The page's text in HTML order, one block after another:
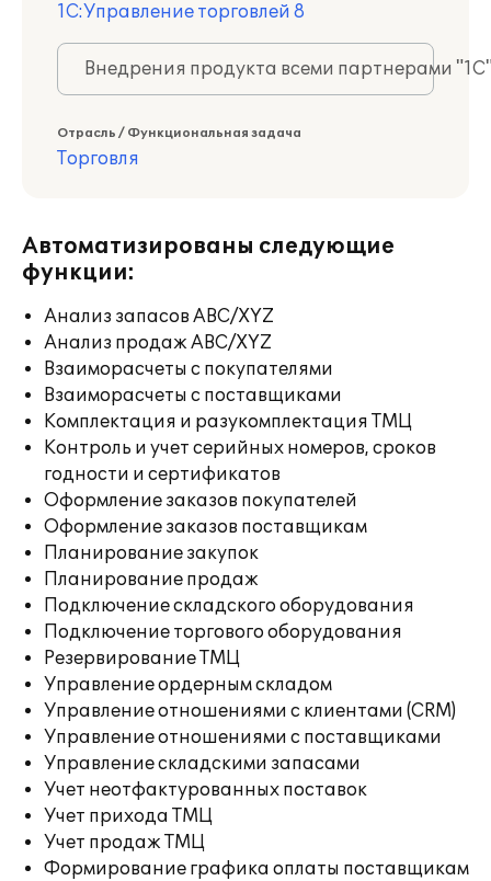
1С:Управление торговлей 8
Внедрения продукта всеми партнерами
Отрасль / Функциональная задача
Торговля
Автоматизированы следующие
функции:
Анализ запасов ABC/XYZ
Анализ продаж ABC/XYZ
Взаиморасчеты с покупателями
Взаиморасчеты с поставщиками
Комплектация и разукомплектация ТМЦ
Контроль и учет серийных номеров, сроков
годности и сертификатов
Оформление заказов покупателей
Оформление заказов поставщикам
Планирование закупок
Планирование продаж
Подключение складского оборудования
Подключение торгового оборудования
Резервирование ТМЦ
Управление ордерным складом
Управление отношениями с клиентами (CRM)
Управление отношениями с поставщиками
Управление складскими запасами
Учет неотфактурованных поставок
Учет прихода ТМЦ
Учет продаж ТМЦ
Формирование графика оплаты поставщикам